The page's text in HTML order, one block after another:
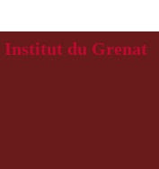
Institut du Grenat